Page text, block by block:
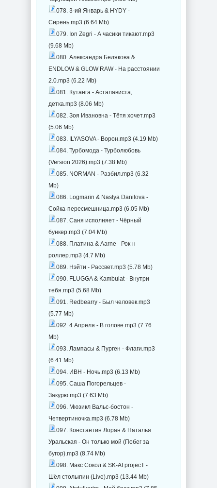
078. 3-ий Январь & HYDY -
Сирень.mp3 (6.64 Mb)
079. Ion Zegri - А часики тикают.mp3
(9.68 Mb)
080. Александра Белякова &
ENDLOW & GLOW RAW - На расстоянии
2.0.mp3 (6.22 Mb)
081. Кутанга - Асталависта,
детка.mp3 (8.06 Mb)
082. Зоя Ивановна - Тётя хочет.mp3
(5.06 Mb)
083. ILYASOVA - Ворон.mp3 (4.19 Mb)
084. Турбомода - Турболюбовь
(Version 2026).mp3 (7.38 Mb)
085. NORMAN - Разбил.mp3 (6.32
Mb)
086. Logmarin & Nastya Danilova -
Сойка-пересмешница.mp3 (6.05 Mb)
087. Саня исполняет - Чёрный
бункер.mp3 (7.04 Mb)
088. Платина & Aarne - Рок-н-
роллер.mp3 (4.7 Mb)
089. Нэйти - Рассвет.mp3 (5.78 Mb)
090. FLUGGA & Kambulat - Внутри
тебя.mp3 (5.68 Mb)
091. Redbearry - Был человек.mp3
(5.77 Mb)
092. 4 Апреля - В голове.mp3 (7.76
Mb)
093. Лампасы & Пурген - Флаги.mp3
(6.41 Mb)
094. ИВН - Ночь.mp3 (6.13 Mb)
095. Саша Погорельцев -
Закурю.mp3 (7.63 Mb)
096. Мюзикл Вальс-бостон -
Четвертиночка.mp3 (6.78 Mb)
097. Константин Лоран & Наталья
Уральская - Он только мой (Побег за
бугор).mp3 (8.74 Mb)
098. Макс Сокол & SK-AI projecT -
Шёл столыпин (Live).mp3 (13.44 Mb)